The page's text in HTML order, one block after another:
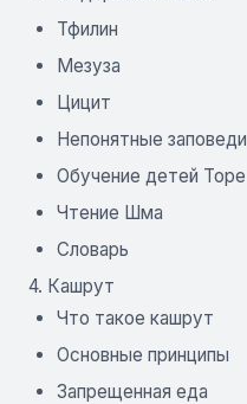
Тфилин
Мезуза
Цицит
Непонятные заповеди
Обучение детей Торе
Чтение Шма
Словарь
4. Кашрут
Что такое кашрут
Основные принципы
Запрещенная еда